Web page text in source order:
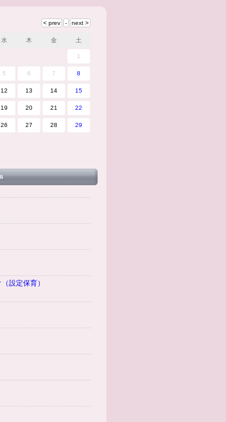
水 木 金 土
1
5 6 7 8
12 13 14 15
19 20 21 22
26 27 28 29